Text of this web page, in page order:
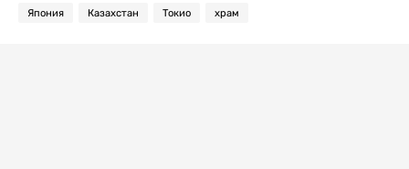
Япония Казахстан Токио храм